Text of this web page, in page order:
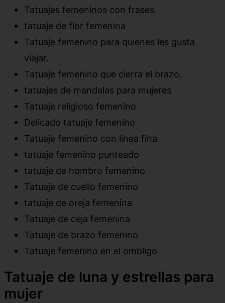
Tatuajes femeninos con frases.
tatuaje de flor femenina
Tatuaje femenino para quienes les gusta
viajar.
Tatuaje femenino que cierra el brazo.
tatuajes de mandalas para mujeres
Tatuaje religioso femenino
Delicado tatuaje femenino
Tatuaje femenino con línea fina
tatuaje femenino punteado
tatuaje de hombro femenino
Tatuaje de cuello femenino
tatuaje de oreja femenina
Tatuaje de ceja femenina
Tatuaje de brazo femenino
Tatuaje femenino en el ombligo
Tatuaje de luna y estrellas para
mujer